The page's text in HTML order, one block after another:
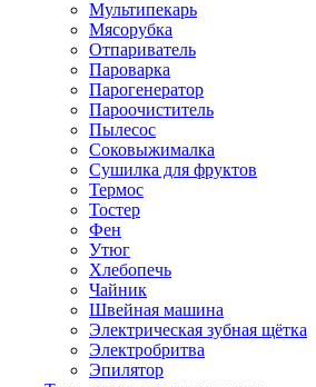
Мультипекарь
Мясорубка
Отпариватель
Пароварка
Парогенератор
Пароочиститель
Пылесос
Соковыжималка
Сушилка для фруктов
Термос
Тостер
Фен
Утюг
Хлебопечь
Чайник
Швейная машина
Электрическая зубная щётка
Электробритва
Эпилятор